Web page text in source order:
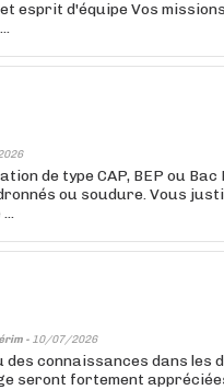
esprit d'équipe Vos
de type CAP, BEP ou Bac
ou soudure. Vous
- 10/07/2026
des connaissances dans les
seront fortement